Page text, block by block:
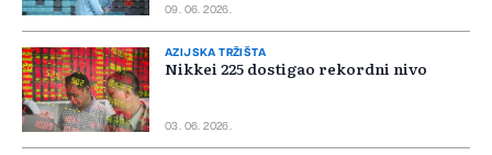
09. 06. 2026.
AZIJSKA TRŽIŠTA
Nikkei 225 dostigao rekordni nivo
03. 06. 2026.